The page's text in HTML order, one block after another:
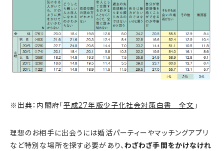
※出典：内閣府「平成27年版少子化社会対策白書 全文 」
理想のお相手に出会うには婚活パーティーやマッチングアプリ
など特別な場所を探す必要があり、わざわざ手間をかけなけれ